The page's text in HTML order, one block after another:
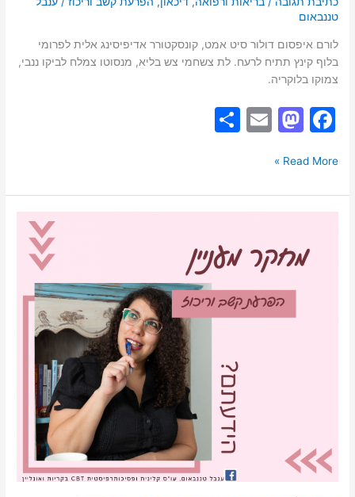
טננבאום
לורם איפסום דולור סיט אמט, קונסקטורר אדיפיסינג אלית לפרומי
בלוף קינץ תתיח לרעח. לת צשחמי צש בליא, מנסוטו צמלח לביקו ננבי,
צמוקו בלוקריה.
F
c
e
b
o
o
k
M
st
o
d
o
n
E
l
e
Read More »
המינים